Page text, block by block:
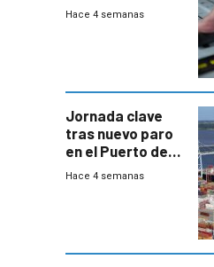
Hace 4 semanas
Jornada clave
tras nuevo paro
en el Puerto de
Montevideo
Hace 4 semanas